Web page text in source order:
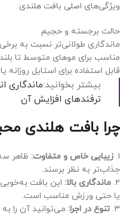
ویژگی‌های اصلی بافت هلندی:
حالت برجسته و حجیم
ماندگاری طولانی‌تر نسبت به
مناسب برای موهای متوسط تا بلند
قابل استفاده برای استایل روزانه
بیشتر بخوانید:ماندگاری
ترفندهای افزایش آن
چرا بافت هلندی
۱. زیبایی خاص و متفاوت: ظاهر
جذاب‌تر به نظر برسند.
۲. ماندگاری بالا: این بافت
یا حتی ورزش مناسب است.
۳. تنوع در اجرا: می‌توانید آن را